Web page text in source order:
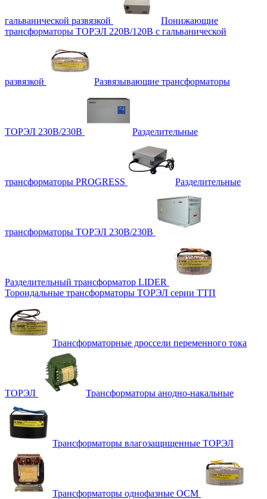
гальванической развязкой
Понижающие
трансформаторы ТОРЭЛ 220В/120В с гальванической
развязкой Развязывающие трансформаторы
ТОРЭЛ 230В/230В Разделительные
трансформаторы PROGRESS Разделительные
трансформаторы ТОРЭЛ 230В/230В
Разделительный трансформатор LIDER
Тороидальные трансформаторы ТОРЭЛ серии ТТП
Трансформаторные дроссели переменного тока
ТОРЭЛ Трансформаторы анодно-накальные
Трансформаторы влагозащищенные ТОРЭЛ
Трансформаторы однофазные ОСМ